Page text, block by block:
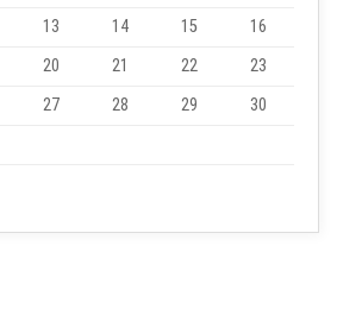
13 14 15
16
20 21 22
23
27 28 29
30